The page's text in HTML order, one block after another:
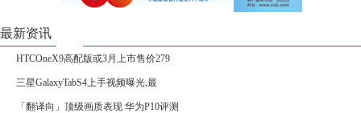
最新资讯
HTCOneX9高配版或3月上市售价279
三星GalaxyTabS4上手视频曝光,最
「翻译向」顶级画质表现 华为P10评测